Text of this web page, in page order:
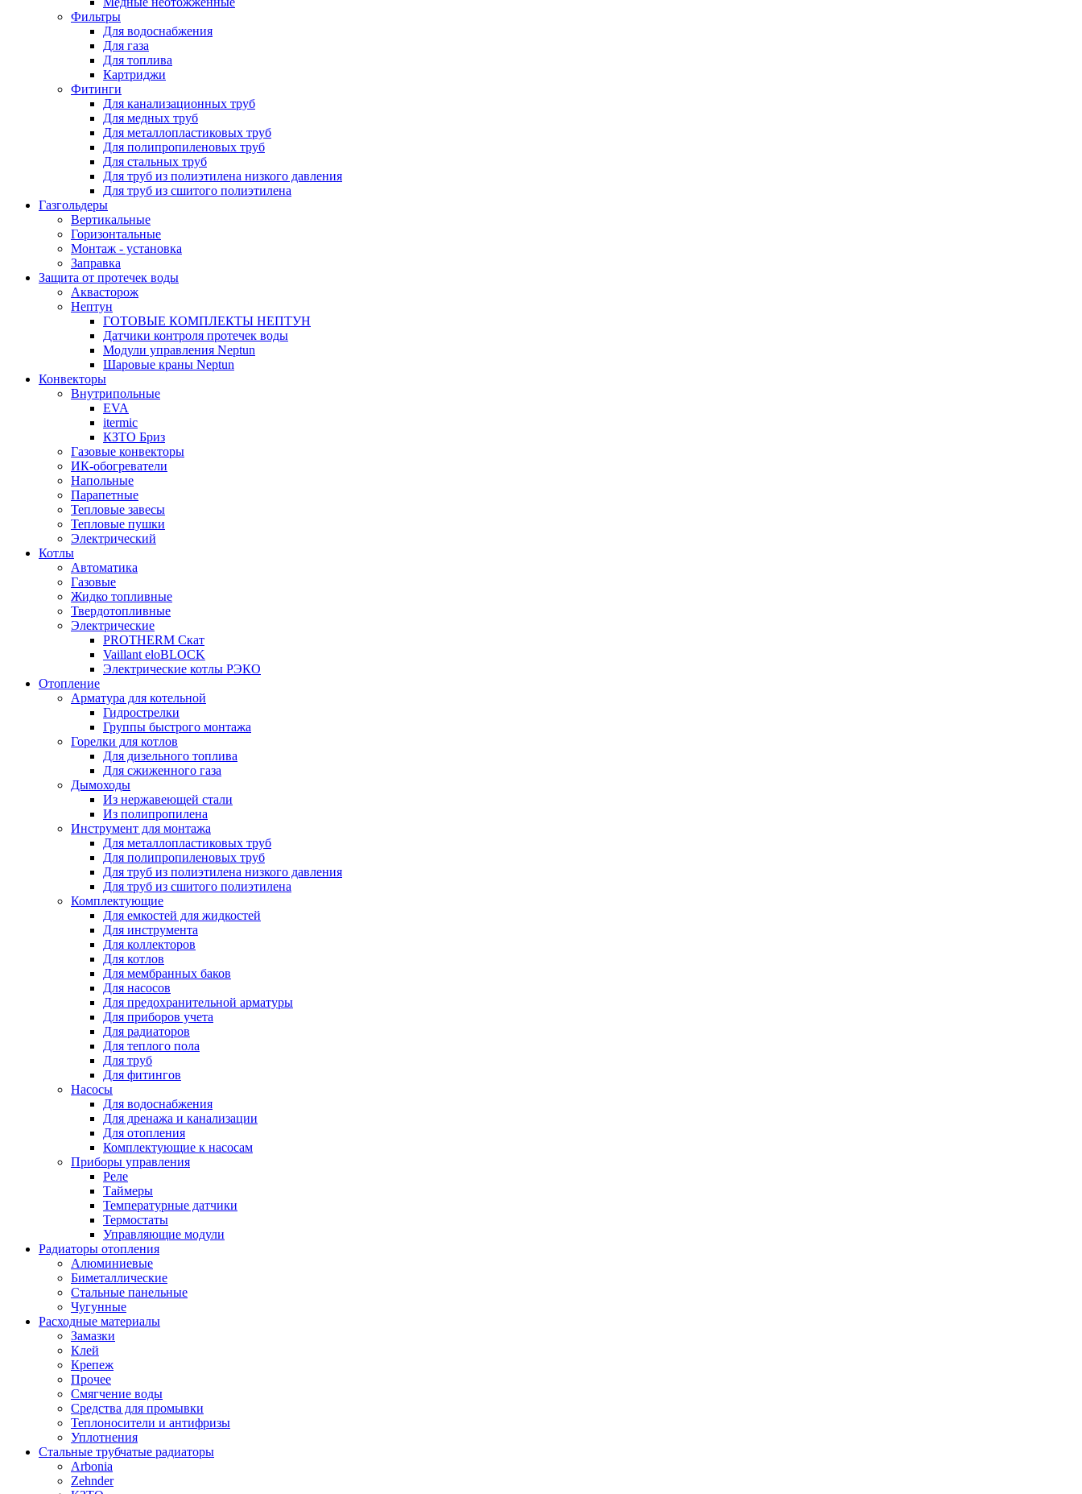
Фильтры
Для водоснабжения
Для газа
Для топлива
Картриджи
Фитинги
Для канализационных труб
Для медных труб
Для металлопластиковых труб
Для полипропиленовых труб
Для стальных труб
Для труб из полиэтилена низкого давления
Для труб из сшитого полиэтилена
Газгольдеры
Вертикальные
Горизонтальные
Монтаж - установка
Заправка
Защита от протечек воды
Аквасторож
Нептун
ГОТОВЫЕ КОМПЛЕКТЫ НЕПТУН
Датчики контроля протечек воды
Модули управления Neptun
Шаровые краны Neptun
Конвекторы
Внутрипольные
EVA
itermic
КЗТО Бриз
Газовые конвекторы
ИК-обогреватели
Напольные
Парапетные
Тепловые завесы
Тепловые пушки
Электрический
Котлы
Автоматика
Газовые
Жидко топливные
Твердотопливные
Электрические
PROTHERM Скат
Vaillant eloBLOCK
Электрические котлы РЭКО
Отопление
Арматура для котельной
Гидрострелки
Группы быстрого монтажа
Горелки для котлов
Для дизельного топлива
Для сжиженного газа
Дымоходы
Из нержавеющей стали
Из полипропилена
Инструмент для монтажа
Для металлопластиковых труб
Для полипропиленовых труб
Для труб из полиэтилена низкого давления
Для труб из сшитого полиэтилена
Комплектующие
Для емкостей для жидкостей
Для инструмента
Для коллекторов
Для котлов
Для мембранных баков
Для насосов
Для предохранительной арматуры
Для приборов учета
Для радиаторов
Для теплого пола
Для труб
Для фитингов
Насосы
Для водоснабжения
Для дренажа и канализации
Для отопления
Комплектующие к насосам
Приборы управления
Реле
Таймеры
Температурные датчики
Термостаты
Управляющие модули
Радиаторы отопления
Алюминиевые
Биметаллические
Стальные панельные
Чугунные
Расходные материалы
Замазки
Клей
Крепеж
Прочее
Смягчение воды
Средства для промывки
Теплоносители и антифризы
Уплотнения
Стальные трубчатые радиаторы
Arbonia
Zehnder